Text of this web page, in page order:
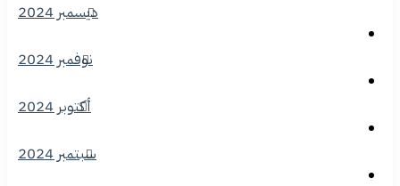
ديسمبر 2024
نوفمبر 2024
أكتوبر 2024
سبتمبر 2024